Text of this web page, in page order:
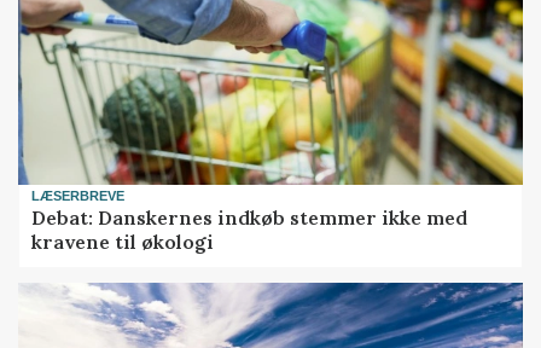
LÆSERBREVE
Debat: Danskernes indkøb stemmer ikke med
kravene til økologi